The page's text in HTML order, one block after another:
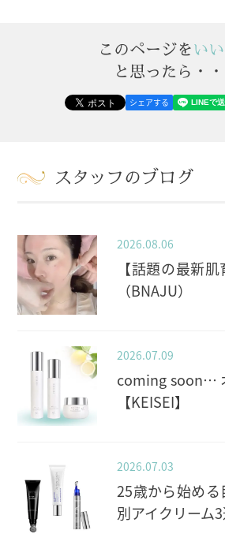
このページをい
と思ったら・・
シェアする
スタッフのブログ
2026.08.06
【話題の最新
（BNAJU）
2026.07.09
coming soon…
【KEISEI】
2026.07.03
25歳から始め
別アイクリーム